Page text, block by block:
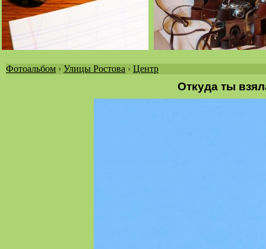
Фотоальбом › Улицы Ростова › Центр
Откуда ты